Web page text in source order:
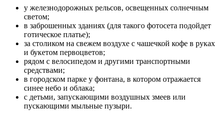
у железнодорожных рельсов, освещенных солнечным
светом;
в заброшенных зданиях (для такого фотосета подойдет
готическое платье);
за столиком на свежем воздухе с чашечкой кофе в руках
и букетом первоцветов;
рядом с велосипедом и другими транспортными
средствами;
в городском парке у фонтана, в котором отражается
синее небо и облака;
с детьми, запускающими воздушных змеев или
пускающими мыльные пузыри.